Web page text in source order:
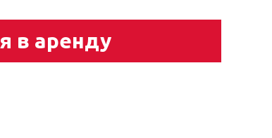
в аренду